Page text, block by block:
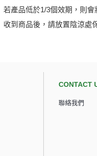
若產品低於1/3個效期，則
收到商品後，請放置陰涼處
CONTACT
聯絡我們